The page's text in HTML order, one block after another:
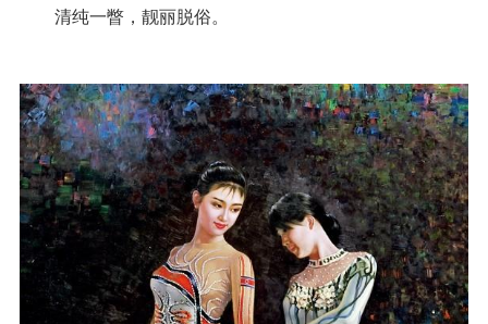
清纯一瞥，靓丽脱俗。